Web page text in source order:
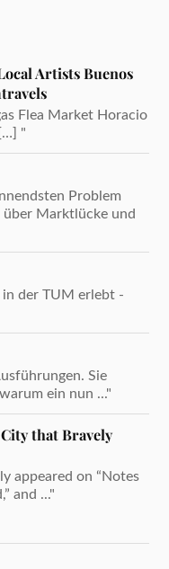
Artists Buenos
Flea Market Horacio
"
Problem
Marktlücke und
in der TUM erlebt -
Sie
ein nun ..."
that Bravely
appeared on “Notes
and ..."